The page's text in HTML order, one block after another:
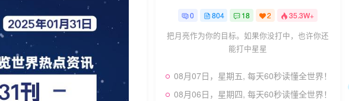
0 804 18 2 35.3W+
把月亮作为你的目标。如果你没打中，也许你还
能打中星星
08月07日，星期五, 每天60秒读懂全世界！
08月06日，星期四, 每天60秒读懂全世界！